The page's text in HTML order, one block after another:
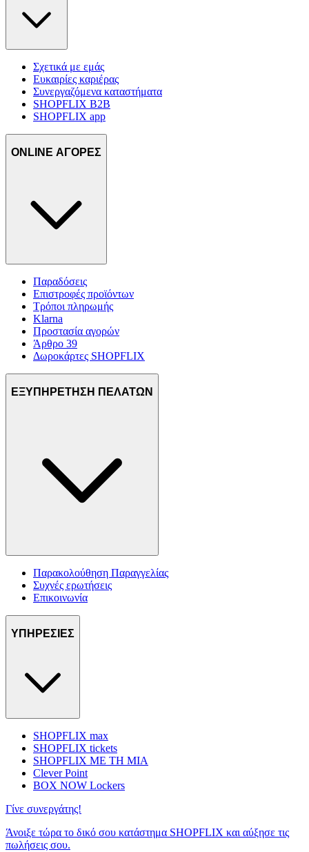
Σχετικά με εμάς
Ευκαιρίες καριέρας
Συνεργαζόμενα καταστήματα
SHOPFLIX B2B
SHOPFLIX app
ONLINE ΑΓΟΡΕΣ
Παραδόσεις
Επιστροφές προϊόντων
Τρόποι πληρωμής
Klarna
Προστασία αγορών
Άρθρο 39
Δωροκάρτες SHOPFLIX
ΕΞΥΠΗΡΕΤΗΣΗ ΠΕΛΑΤΩΝ
Παρακολούθηση Παραγγελίας
Συχνές ερωτήσεις
Επικοινωνία
ΥΠΗΡΕΣΙΕΣ
SHOPFLIX max
SHOPFLIX tickets
SHOPFLIX ΜΕ ΤΗ ΜΙΑ
Clever Point
BOX NOW Lockers
Γίνε συνεργάτης!
Άνοιξε τώρα το δικό σου κατάστημα SHOPFLIX και αύξησε τις
πωλήσεις σου.